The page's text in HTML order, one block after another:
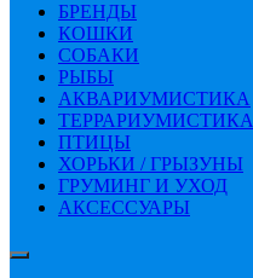
БРЕНДЫ
КОШКИ
СОБАКИ
РЫБЫ
АКВАРИУМИСТИКА
ТЕРРАРИУМИСТИКА
ПТИЦЫ
ХОРЬКИ / ГРЫЗУНЫ
ГРУМИНГ И УХОД
АКСЕССУАРЫ